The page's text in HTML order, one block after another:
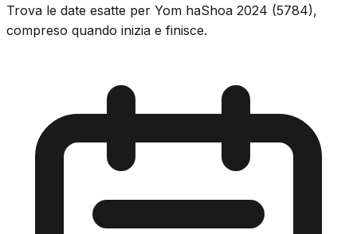
Trova le date esatte per Yom haShoa 2024 (5784),
compreso quando inizia e finisce.